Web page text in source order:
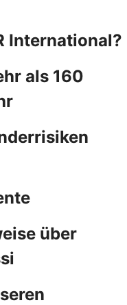
International?
als 160
über